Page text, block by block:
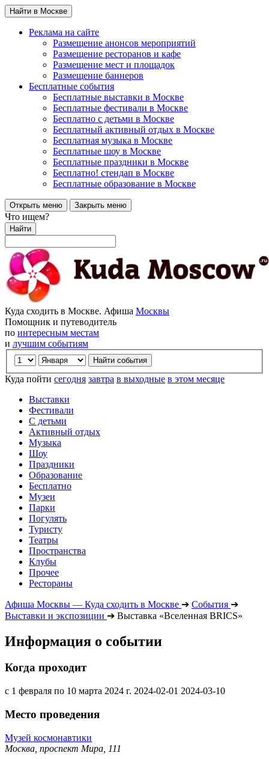
Найти в Москве
Реклама на сайте
Размещение анонсов мероприятий
Размещение ресторанов и кафе
Размещение мест и площадок
Размещение баннеров
Бесплатные события
Бесплатные выставки в Москве
Бесплатные фестивали в Москве
Бесплатно с детьми в Москве
Бесплатный активный отдых в Москве
Бесплатная музыка в Москве
Бесплатные шоу в Москве
Бесплатные праздники в Москве
Бесплатно! стендап в Москве
Бесплатные образование в Москве
Открыть меню Закрыть меню
Что ищем?
Найти
Куда сходить в Москве. Афиша Москвы
Помощник и путеводитель
по интересным местам
и лучшим событиям
Куда пойти сегодня завтра в выходные в этом месяце
Выставки
Фестивали
С детьми
Активный отдых
Музыка
Шоу
Праздники
Образование
Бесплатно
Музеи
Парки
Погулять
Туристу
Театры
Пространства
Клубы
Прочее
Рестораны
Афиша Москвы — Куда сходить в Москве ➔ События ➔
Выставки и экспозиции ➔ Выставка «Вселенная BRICS»
Информация о событии
Когда проходит
с 1 февраля по 10 марта 2024 г. 2024-02-01 2024-03-10
Место проведения
Музей космонавтики
Москва, проспект Мира, 111